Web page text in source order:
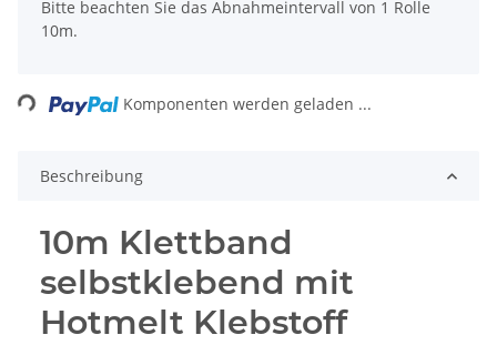
x
Bitte beachten Sie das Abnahmeintervall von 1 Rolle
10m.
Loading... Komponenten werden geladen ...
Beschreibung
10m Klettband
selbstklebend mit
Hotmelt Klebstoff